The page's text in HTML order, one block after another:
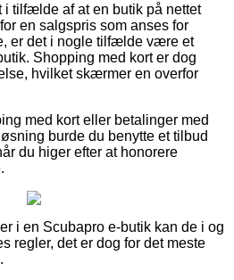
i tilfælde af at en butik på nettet
en salgspris som anses for
er det i nogle tilfælde være et
Shopping med kort er dog
hvilket skærmer en overfor
med kort eller betalinger med
burde du benytte et tilbud
du higer efter at honorere
i en Scubapro e-butik kan de i og
regler, det er dog for det meste